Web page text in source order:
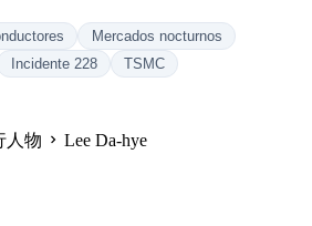
Mercados nocturnos
Incidente 228
TSMC
人物 Lee Da-hye